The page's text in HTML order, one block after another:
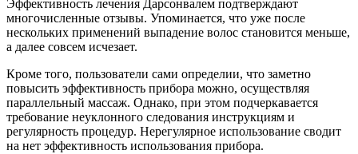
Эффективность лечения Дарсонвалем подтверждают
многочисленные отзывы. Упоминается, что уже после
нескольких применений выпадение волос становится меньше,
а далее совсем исчезает.
Кроме того, пользователи сами определии, что заметно
повысить эффективность прибора можно, осуществляя
параллельный массаж. Однако, при этом подчеркавается
требование неуклонного следования инструкциям и
регулярность процедур. Нерегулярное использование сводит
на нет эффективность использования прибора.